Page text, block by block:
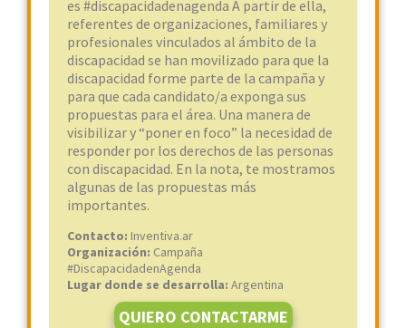
es #discapacidadenagenda A partir de ella,
referentes de organizaciones, familiares y
profesionales vinculados al ámbito de la
discapacidad se han movilizado para que la
discapacidad forme parte de la campaña y
para que cada candidato/a exponga sus
propuestas para el área. Una manera de
visibilizar y “poner en foco” la necesidad de
responder por los derechos de las personas
con discapacidad. En la nota, te mostramos
algunas de las propuestas más
importantes.
Contacto: Inventiva.ar
Organización: Campaña
#DiscapacidadenAgenda
Lugar donde se desarrolla: Argentina
QUIERO CONTACTARME